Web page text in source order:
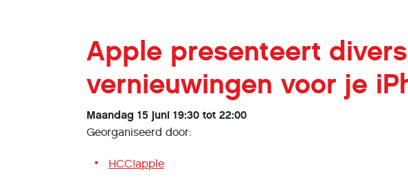
Apple presenteert
vernieuwingen voor je
Maandag 15 juni 19:30 tot 22:00
Georganiseerd door:
HCC!apple